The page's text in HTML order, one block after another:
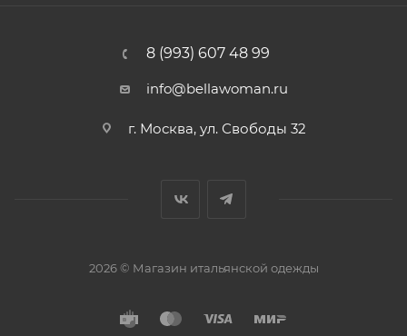
8 (993) 607 48 99
info@bellawoman.ru
г. Москва, ул. Свободы 32
2026 © Магазин итальянской одежды